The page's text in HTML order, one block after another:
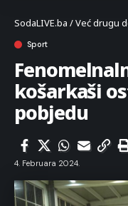
SodaLIVE.ba / Već drugu
Sport
košarkaši
pobjedu
4. Februara 2024.